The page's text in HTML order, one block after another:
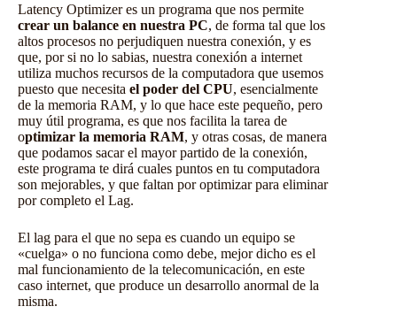
Latency Optimizer es un programa que nos permite
crear un balance en nuestra PC, de forma tal que los
altos procesos no perjudiquen nuestra conexión, y es
que, por si no lo sabias, nuestra conexión a internet
utiliza muchos recursos de la computadora que usemos
puesto que necesita el poder del CPU, esencialmente
de la memoria RAM, y lo que hace este pequeño, pero
muy útil programa, es que nos facilita la tarea de
optimizar la memoria RAM, y otras cosas, de manera
que podamos sacar el mayor partido de la conexión,
este programa te dirá cuales puntos en tu computadora
son mejorables, y que faltan por optimizar para eliminar
por completo el Lag.
El lag para el que no sepa es cuando un equipo se
«cuelga» o no funciona como debe, mejor dicho es el
mal funcionamiento de la telecomunicación, en este
caso internet, que produce un desarrollo anormal de la
misma.